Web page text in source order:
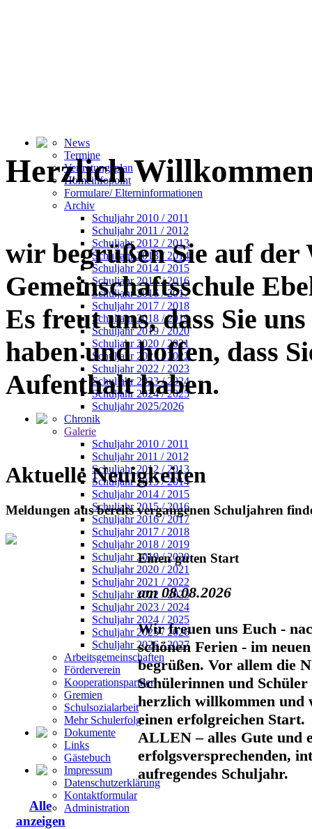
News
Termine
Vertretungsplan
Homeinfopoint
Formulare/ Elterninformationen
Archiv
Schuljahr 2010 / 2011
Schuljahr 2011 / 2012
Schuljahr 2012 / 2013
Schuljahr 2013 / 2014
Schuljahr 2014 / 2015
Schuljahr 2015 / 2016
Schuljahr 2016 / 2017
Schuljahr 2017 / 2018
Schuljahr 2018 / 2019
Schuljahr 2019 / 2020
Schuljahr 2020 / 2021
Schuljahr 2021 / 2022
Schuljahr 2022 / 2023
Schuljahr 2023 / 2024
Schuljahr 2024 / 2025
Schuljahr 2025/2026
Chronik
Galerie
Schuljahr 2010 / 2011
Schuljahr 2011 / 2012
Schuljahr 2012 / 2013
Schuljahr 2013 / 2014
Schuljahr 2014 / 2015
Schuljahr 2015 / 2016
Schuljahr 2016 / 2017
Schuljahr 2017 / 2018
Schuljahr 2018 / 2019
Schuljahr 2019 / 2020
Schuljahr 2020 / 2021
Schuljahr 2021 / 2022
Schuljahr 2022 / 2023
Schuljahr 2023 / 2024
Schuljahr 2024 / 2025
Schuljahr 2025 / 2026
Schuljahr 2026 / 2027
Arbeitsgemeinschaften
Förderverein
Kooperationspartner
Gremien
Schulsozialarbeit
Mehr Schulerfolg
Dokumente
Links
Gästebuch
Impressum
Datenschutzerklärung
Kontaktformular
Administration
Herzlich
wir begrüßen Sie auf der
Gemeinschaftsschule
Es freut uns, dass Sie
haben und hoffen, dass
Aufenthalt haben.
Aktuelle Neuigkeiten
Meldungen aus bereits vergangenen Schuljahren
Einen guten Start
am 08.08.2026
Wir freuen uns Euch -
schönen Ferien - im
begrüßen. Vor allem die
Schülerinnen und
herzlich willkommen und
einen erfolgreichen Start.
ALLEN – alles Gute und
erfolgsversprechenden,
aufregendes Schuljahr.
Alle
anzeigen